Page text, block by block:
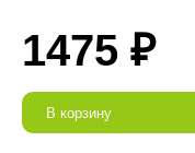
1475 ₽
В корзину